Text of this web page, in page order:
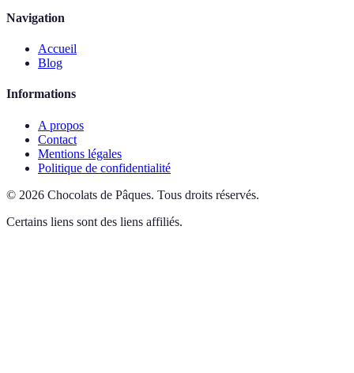
Navigation
Accueil
Blog
Informations
A propos
Contact
Mentions légales
Politique de confidentialité
© 2026 Chocolats de Pâques. Tous droits réservés.
Certains liens sont des liens affiliés.